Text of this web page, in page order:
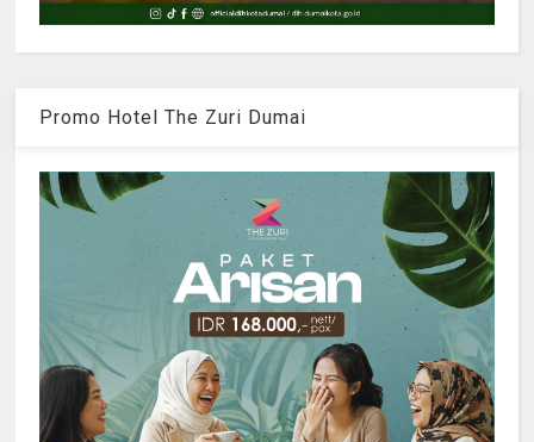
Promo Hotel The Zuri Dumai